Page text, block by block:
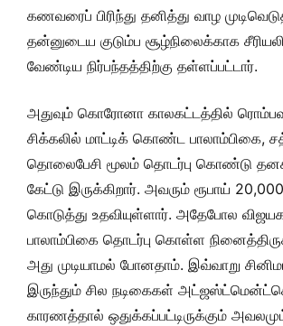
கணவரைப் பிரிந்து தனித்து வாழ
தன்னுடைய குடும்ப சூழ்நிலைக்காக
வேண்டிய நிர்பந்தத்திற்கு தள்ளப்பட்டார்.
அதுவும் கொரோனா காலகட்டத்தில்
சிக்கலில் மாட்டிக் கொண்ட பாலாம்பிகை,
தொலைபேசி மூலம் தொடர்பு கொண்டு
கேட்டு இருக்கிறார். அவரும் ரூபாய்
கொடுத்து உதவியுள்ளார். அதேபோல
பாலாம்பிகை தொடர்பு கொள்ள
அது முடியாமல் போனதாம். இவ்வாறு
இருந்தும் சில நடிகைகள்
காரணத்தால் ஒதுக்கப்பட்டிருக்கும்